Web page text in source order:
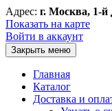
Адрес: г. Москва, 1-й
Показать на карте
Войти в аккаунт
Закрыть меню
Главная
Каталог
Доставка и